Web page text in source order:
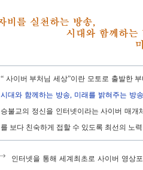
“ 사이버 부처님 세상”이란 모토로 출발한
시대와 함께하는 방송, 미래를 밝혀주는 방송
승불교의 정신을 인터넷이라는 사이버 매
를 보다 친숙하게 접할 수 있도록 최선의 노
인터넷을 통해 세계최초로 사이버 영상